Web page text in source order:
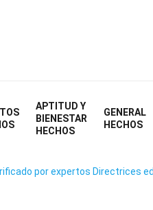
APTITUD Y
BIENESTAR
HECHOS
GENERAL
HECHOS
Tamagotchi
por expertos Directrices